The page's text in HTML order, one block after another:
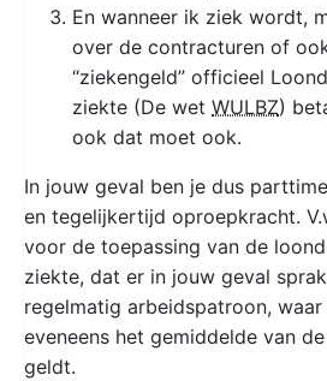
En wanneer ik ziek wordt,
over de contracturen of
“ziekengeld” officieel
ziekte (De wet WULBZ)
ook dat moet ook.
In jouw geval ben je dus
en tegelijkertijd oproepkracht.
voor de toepassing van de
ziekte, dat er in jouw geval
regelmatig arbeidspatroon,
eveneens het gemiddelde van
geldt.